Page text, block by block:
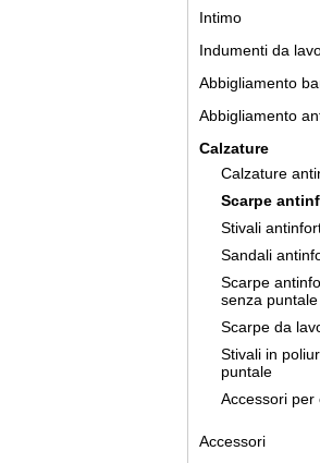
Intimo
Indumenti da
Abbigliamento
Abbigliamento
Calzature
Calzature
Scarpe
Stivali
Sandali
Scarpe
senza puntale
Scarpe da
Stivali in
puntale
Accessori per
Accessori